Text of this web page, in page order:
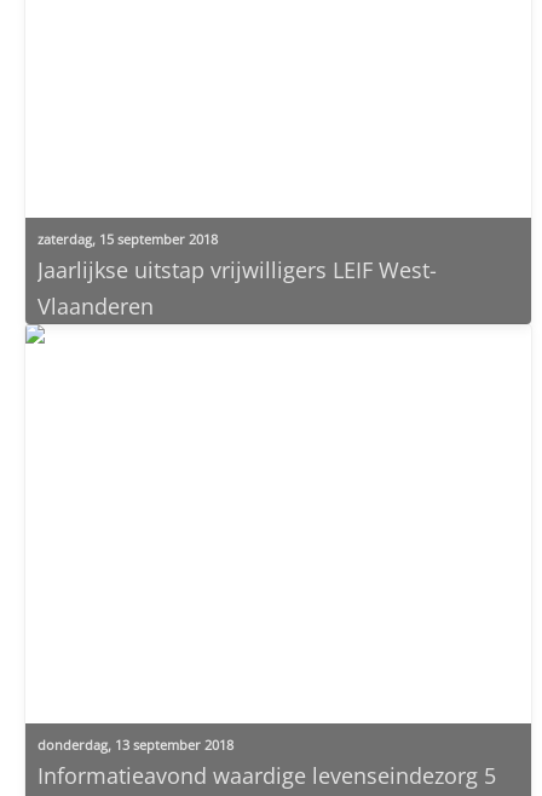
zaterdag, 15 september 2018
Jaarlijkse uitstap vrijwilligers LEIF West-
Vlaanderen
donderdag, 13 september 2018
Informatieavond waardige levenseindezorg 5